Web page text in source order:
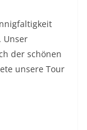
Unser
der schönen
unsere Tour